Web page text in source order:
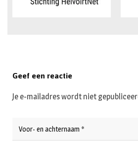
Geef een reactie
Je e-mailadres wordt niet